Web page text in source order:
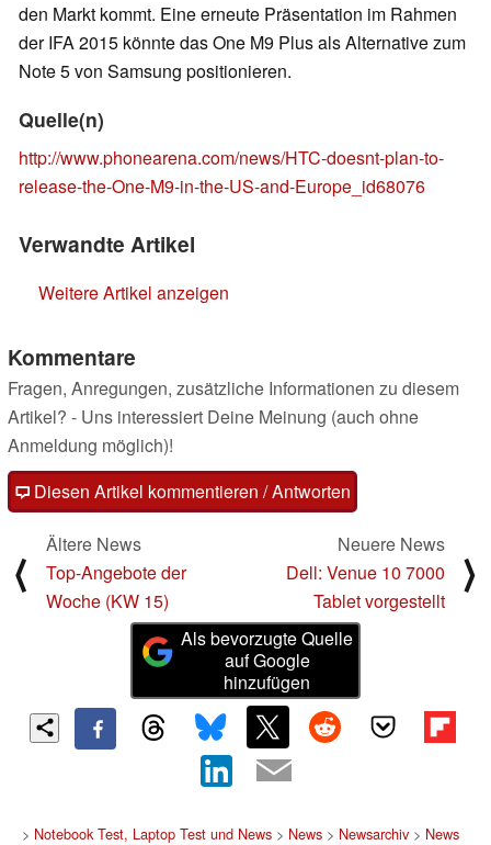
den Markt kommt. Eine erneute Präsentation im Rahmen
der IFA 2015 könnte das One M9 Plus als Alternative zum
Note 5 von Samsung positionieren.
Quelle(n)
http://www.phonearena.com/news/HTC-doesnt-plan-to-
release-the-One-M9-in-the-US-and-Europe_id68076
Verwandte Artikel
Weitere Artikel anzeigen
Kommentare
Fragen, Anregungen, zusätzliche Informationen zu diesem
Artikel? - Uns interessiert Deine Meinung (auch ohne
Anmeldung möglich)!
Diesen Artikel kommentieren / Antworten
⟨
Ältere News
Top-Angebote der
Woche (KW 15)
Neuere News
Dell: Venue 10 7000
Tablet vorgestellt
⟩
Als bevorzugte Quelle
auf Google
hinzufügen
> Notebook Test, Laptop Test und News> News> Newsarchiv> News